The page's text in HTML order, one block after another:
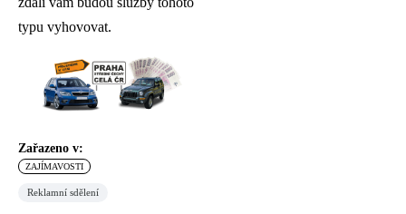
typu vyhovovat.
Zařazeno v:
ZAJÍMAVOSTI
Reklamní sdělení